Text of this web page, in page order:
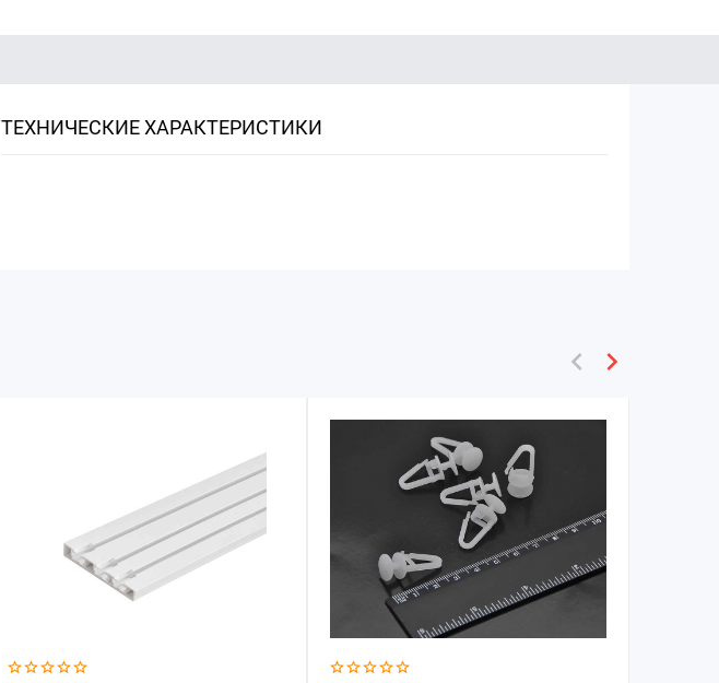
ТЕХНИЧЕСКИЕ ХАРАКТЕРИСТИКИ